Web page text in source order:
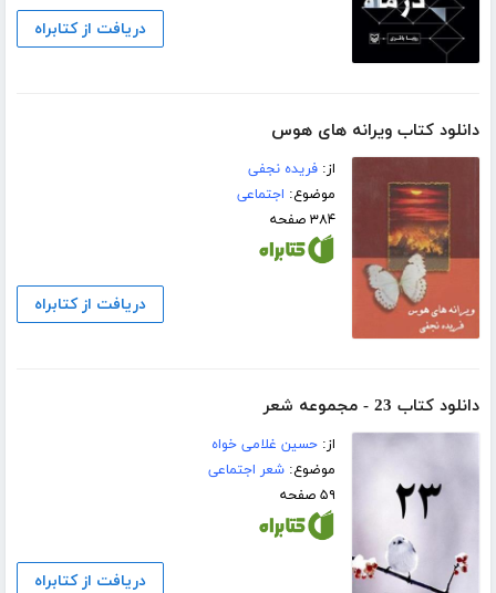
دریافت از کتابراه
دانلود کتاب ویرانه های هوس
از:فریده نجفی
موضوع: اجتماعی
۳۸۴ صفحه
دریافت از کتابراه
دانلود کتاب 23 - مجموعه شعر
از:حسین غلامی خواه
موضوع:شعر اجتماعی
۵۹ صفحه
دریافت از کتابراه